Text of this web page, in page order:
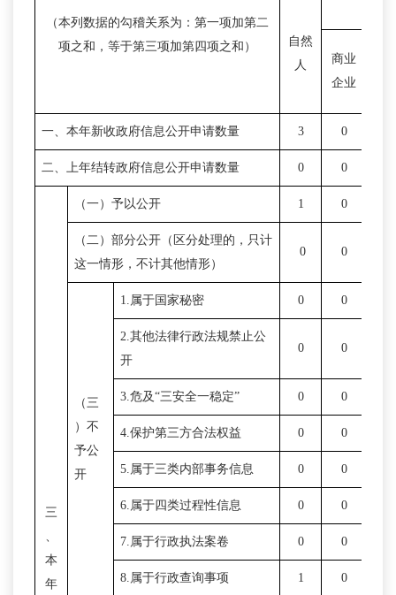
（本列数据的勾稽关系为：第一项加第二
项之和，等于第三项加第四项之和）
自然
人
商业
企业
一、本年新收政府信息公开申请数量 3 0
二、上年结转政府信息公开申请数量 0 0
三
本
年
（一）予以公开 1 0
（二）部分公开（区分处理的，只计
这一情形，不计其他情形）
0 0
（三
）不
予公
开
1.属于国家秘密 0 0
2.其他法律行政法规禁止公
开
0 0
3.危及“三安全一稳定” 0 0
4.保护第三方合法权益 0 0
5.属于三类内部事务信息 0 0
6.属于四类过程性信息 0 0
7.属于行政执法案卷 0 0
8.属于行政查询事项 1 0